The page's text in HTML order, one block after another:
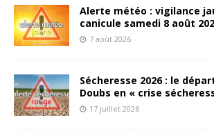
Alerte météo : vigilance
canicule samedi 8 août
7 août 2026
Sécheresse 2026 : le
Doubs en « crise
17 juillet 2026